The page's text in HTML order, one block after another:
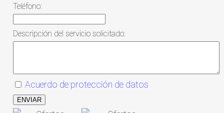
Teléfono:
Descripción del servicio solicitado:
Acuerdo de protección de datos
ENVIAR